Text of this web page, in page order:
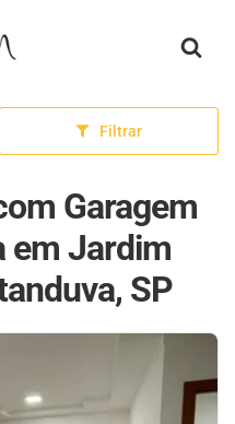
inicial
Filtrar
Garagem
em Jardim
SP